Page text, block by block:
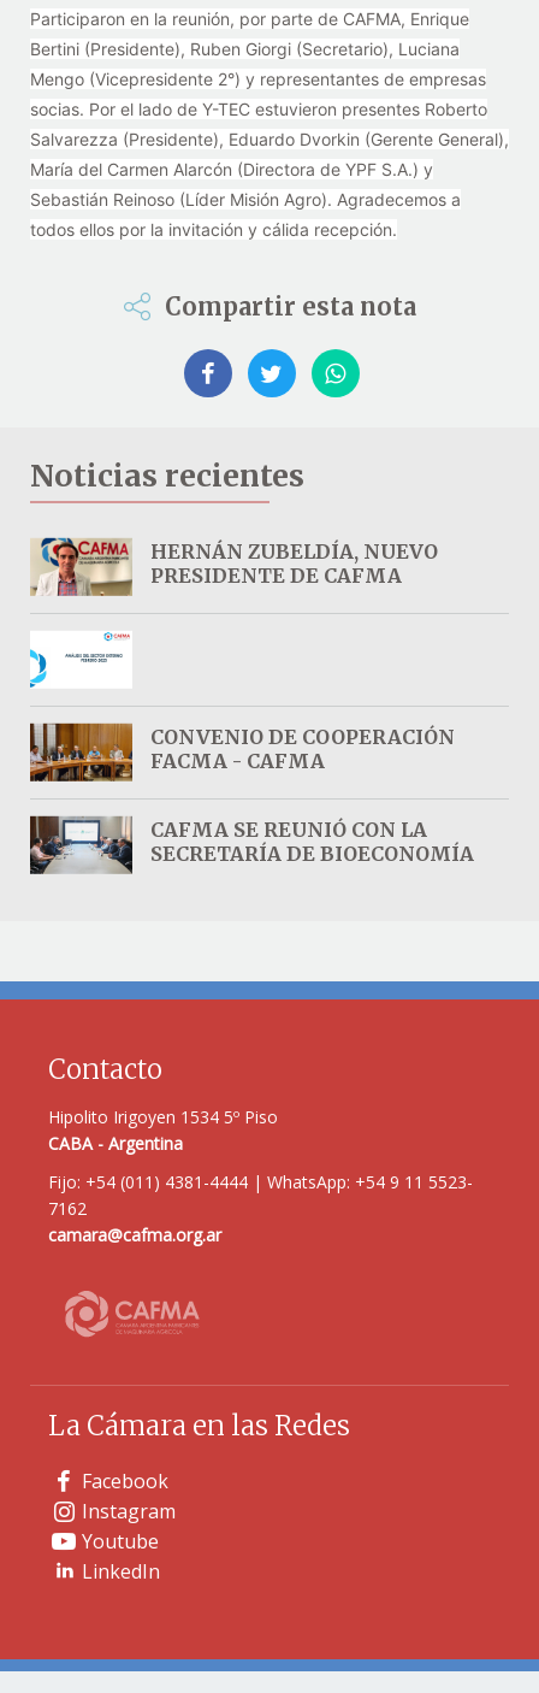
Participaron en la reunión, por parte de CAFMA, Enrique
Bertini (Presidente), Ruben Giorgi (Secretario), Luciana
Mengo (Vicepresidente 2°) y representantes de empresas
socias. Por el lado de Y-TEC estuvieron presentes Roberto
Salvarezza (Presidente), Eduardo Dvorkin (Gerente General),
María del Carmen Alarcón (Directora de YPF S.A.) y
Sebastián Reinoso (Líder Misión Agro). Agradecemos a
todos ellos por la invitación y cálida recepción.
Compartir esta nota
Noticias recientes
HERNÁN ZUBELDÍA, NUEVO
PRESIDENTE DE CAFMA
CONVENIO DE COOPERACIÓN
FACMA - CAFMA
CAFMA SE REUNIÓ CON LA
SECRETARÍA DE BIOECONOMÍA
Contacto
Hipolito Irigoyen 1534 5º Piso
CABA - Argentina
Fijo: +54 (011) 4381-4444 | WhatsApp: +54 9 11 5523-
7162
camara@cafma.org.ar
La Cámara en las Redes
Facebook
Instagram
Youtube
LinkedIn